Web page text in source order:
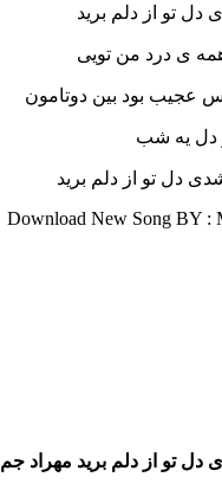
تو از دلم برید
ی درد من تویی
عجیب بود بین دوتامون
دل یه شب
دل تو از دلم برید
Download New Song BY :
تو از دلم برید مهراد جم